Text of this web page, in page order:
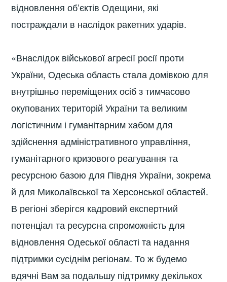
відновлення об’єктів Одещини, які
постраждали в наслідок ракетних ударів.
«Внаслідок військової агресії росії проти
України, Одеська область стала домівкою для
внутрішньо переміщених осіб з тимчасово
окупованих територій України та великим
логістичним і гуманітарним хабом для
здійснення адміністративного управління,
гуманітарного кризового реагування та
ресурсною базою для Півдня України, зокрема
й для Миколаївської та Херсонської областей.
В регіоні зберігся кадровий експертний
потенціал та ресурсна спроможність для
відновлення Одеської області та надання
підтримки сусіднім регіонам. То ж будемо
вдячні Вам за подальшу підтримку декількох